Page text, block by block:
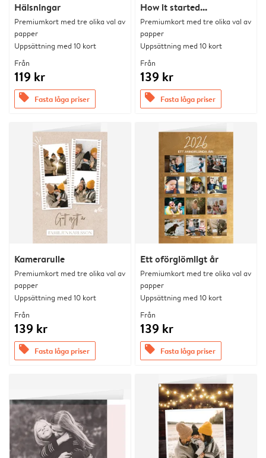
Hälsningar
Premiumkort med tre olika val av
papper
Uppsättning med 10 kort
Från
119 kr
offers Fasta låga priser
How it started...
Premiumkort med tre olika val av
papper
Uppsättning med 10 kort
Från
139 kr
offers Fasta låga priser
Kamerarulle
Premiumkort med tre olika val av
papper
Uppsättning med 10 kort
Från
139 kr
offers Fasta låga priser
Ett oförglömligt år
Premiumkort med tre olika val av
papper
Uppsättning med 10 kort
Från
139 kr
offers Fasta låga priser